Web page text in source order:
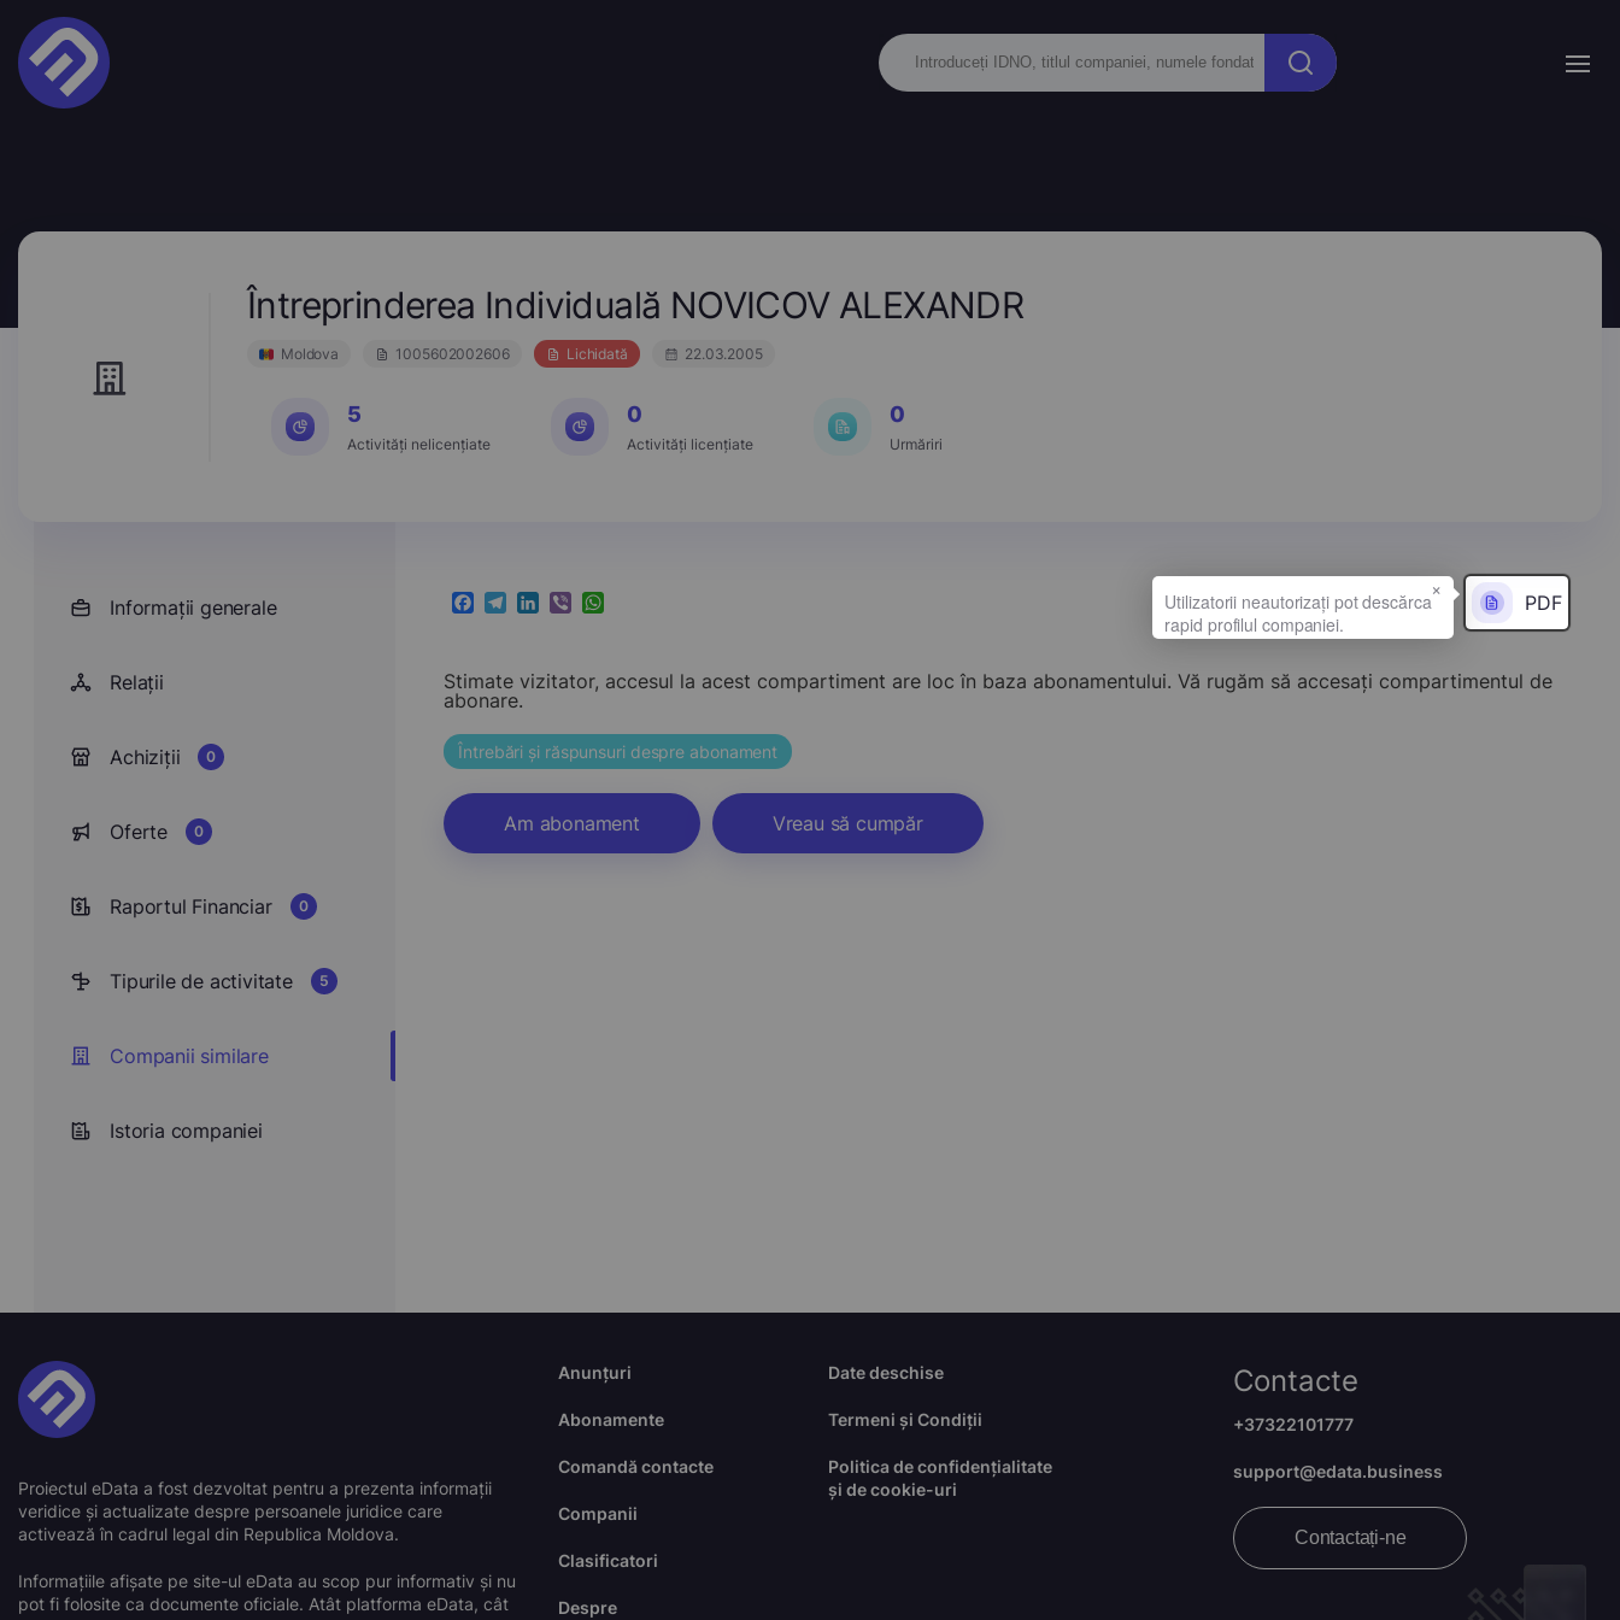
Întreprinderea Individuală NOVICOV ALEXANDR
Moldova 1005602002606 Lichidată 22.03.2005
5
Activități nelicențiate
0
Activități licențiate
0
Urmăriri
Informații generale
Relații
Achiziții 0
Oferte 0
Raportul Financiar 0
Tipurile de activitate 5
Companii similare
Istoria companiei
Facebook
Telegram
LinkedIn
ViberWhatsApp PDF
Stimate vizitator, accesul la acest compartiment are loc în baza abonamentului. Vă rugăm să accesați compartimentul de
abonare.
Întrebări și răspunsuri despre abonament
Am abonament Vreau să cumpăr
Proiectul eData a fost dezvoltat pentru a prezenta informații
veridice și actualizate despre persoanele juridice care
activează în cadrul legal din Republica Moldova.
Informațiile afișate pe site-ul eData au scop pur informativ și nu
pot fi folosite ca documente oficiale. Atât platforma eData, cât
Anunțuri
Abonamente
Comandă contacte
Companii
Clasificatori
Despre
Date deschise
Termeni și Condiții
Politica de confidențialitate
și de cookie-uri
Contacte
+37322101777
support@edata.business
Contactați-ne
×